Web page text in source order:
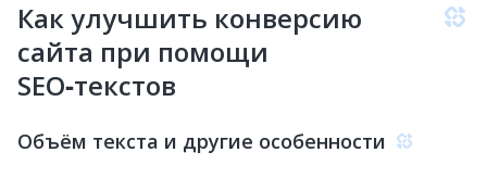
Как улучшить конверсию
сайта при помощи
SEO‑текстов
Объём текста и другие особенности